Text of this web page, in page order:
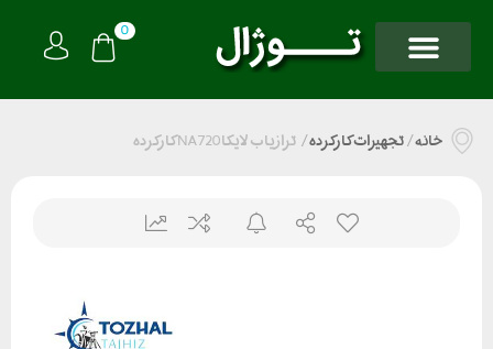
0
خانه/تجهیزات کارکرده/ ترازیاب لایکا NA720 کارکرده